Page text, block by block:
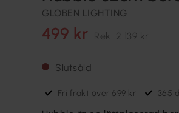
GLOBEN LIGHTING
499 kr Rek. 2 139 kr
Slutsåld
Fri frakt över 699 kr 365